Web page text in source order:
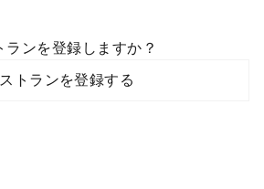
ランを登録しますか？
トランを登録する